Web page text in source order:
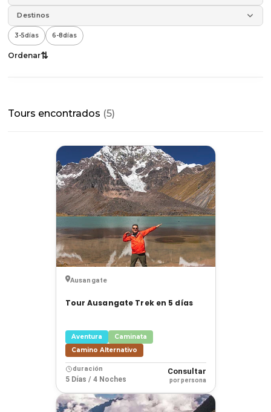
Destinos
3-5días 6-8días
Ordenar⇅
filtros
Ordenar por ›
Destinos ›
Duración ›
›
Limpiar
Mostrar
resultados
Tours encontrados (5)
Ausangate
Tour Ausangate Trek en 5 días
Aventura
Caminata
Camino Alternativo
duración
5 Días / 4 Noches
Consultar
por persona